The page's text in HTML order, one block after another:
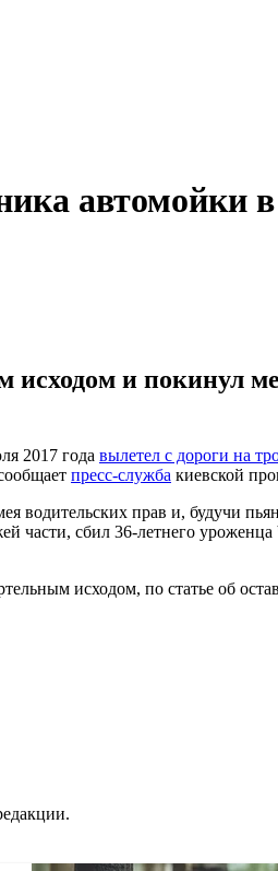
автомойки
и покинул
2017 года вылетел с дороги на
пресс-служба киевской
водительских прав и, будучи
части, сбил 36-летнего
исходом, по статье об